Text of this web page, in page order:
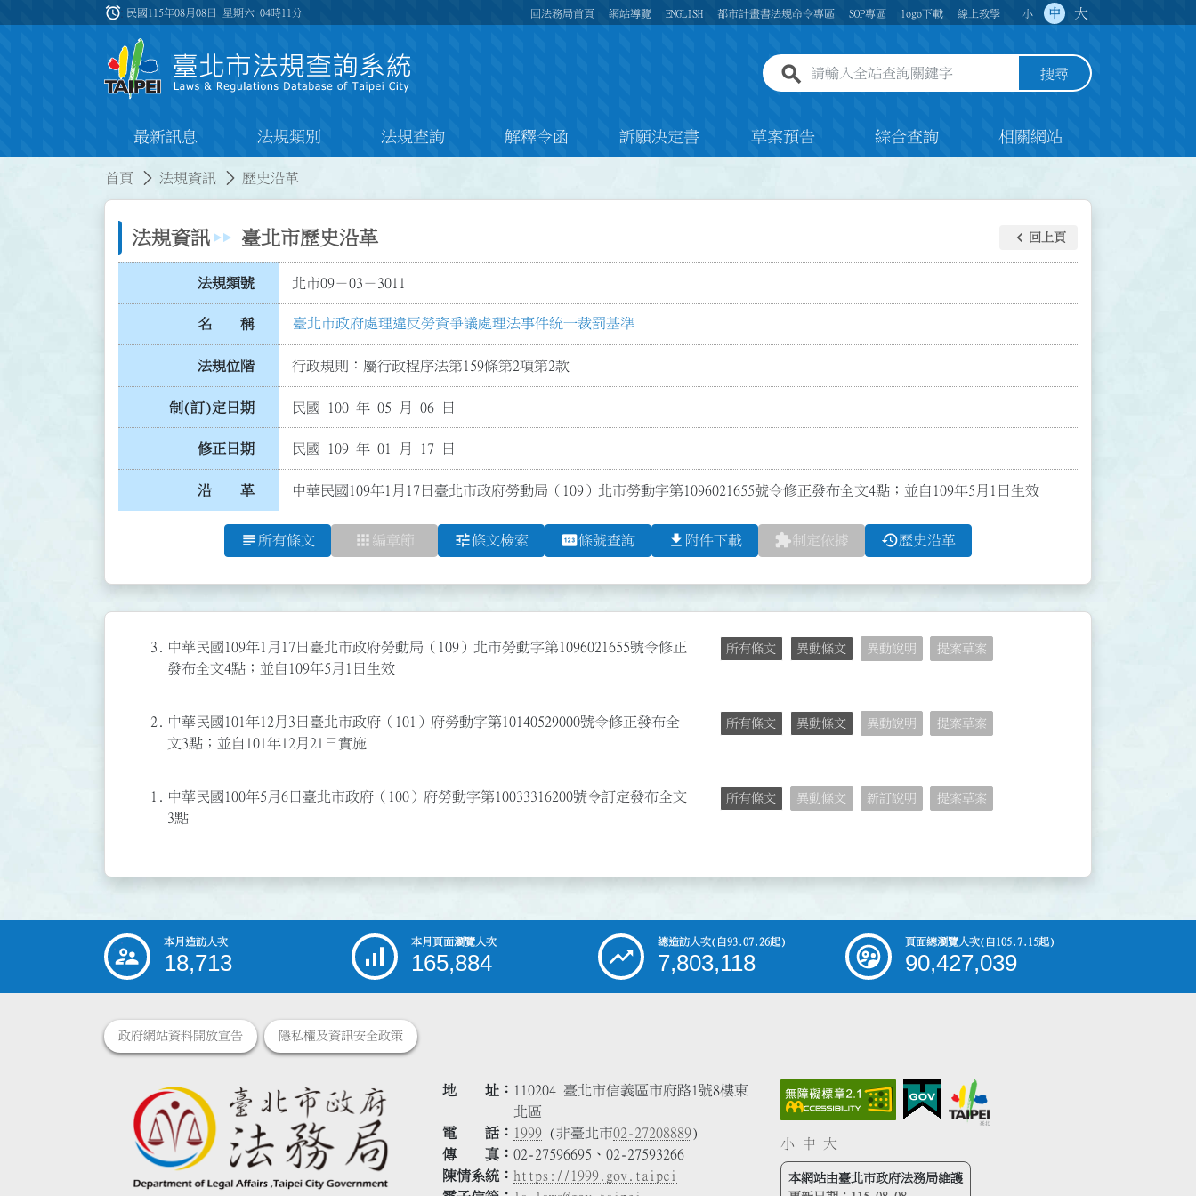
:::
alarm 民國115年08月08日 星期六04時11分 回法務局首頁 網站導覽 ENGLISH 都市計畫書法規命令專區 SOP專區 logo下載 線上教學 小 中 大
全站查詢關鍵字欄位 搜尋
最新訊息 法規類別 法規查詢 解釋令函 訴願決定書 草案預告 綜合查詢 相關網站
首頁 法規資訊 歷史沿革
法規資訊 臺北市歷史沿革 keyboard_arrow_left 回上頁
法規類號 北市09－03－3011
名 稱 臺北市政府處理違反勞資爭議處理法事件統一裁罰基準
法規位階 行政規則：屬行政程序法第159條第2項第2款
制(訂)定日期 民國 100 年 05 月 06 日
修正日期 民國 109 年 01 月 17 日
沿 革 中華民國109年1月17日臺北市政府勞動局（109）北市勞動字第1096021655號令修正發布全文4點；並自109年5月1日生效
subject 所有條文 apps 編章節 tune條文檢索 pin條號查詢 file_download 附件下載 extension制定依據 history歷史沿革
3.
中華民國109年1月17日臺北市政府勞動局（109）北市勞動字第1096021655號令修正
發布全文4點；並自109年5月1日生效
所有條文 異動條文 異動說明 提案草案
2.
中華民國101年12月3日臺北市政府（101）府勞動字第10140529000號令修正發布全
文3點；並自101年12月21日實施
所有條文 異動條文 異動說明 提案草案
1.
中華民國100年5月6日臺北市政府（100）府勞動字第10033316200號令訂定發布全文
3點
所有條文 異動條文 新訂說明 提案草案
::: 本月造訪人次
18,713
本月頁面瀏覽人次
165,884
總造訪人次(自93.07.26起)
7,803,118
頁面總瀏覽人次(自105.7.15起)
90,427,039
政府網站資料開放宣告 隱私權及資訊安全政策
地 址
110204 臺北市信義區市府路1號8樓東
北區
電 話
1999 (非臺北市02-27208889)
傳 真
02-27596695、02-27593266
陳情系統
https://1999.gov.taipei
小 中 大
本網站由臺北市政府法務局維護